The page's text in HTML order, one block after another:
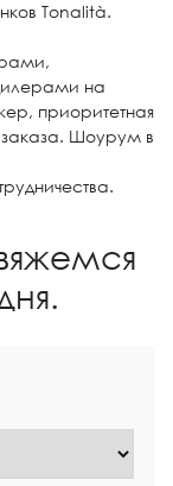
Tonalità.
на
приоритетная
Шоурум в